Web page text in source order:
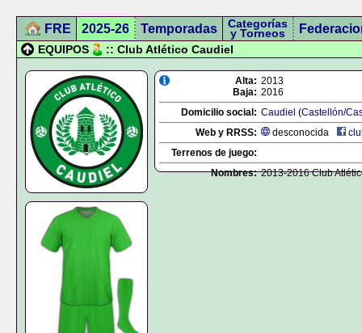
FRE 2025-26 Temporadas Categorías
y Torneos
EQUIPOS :: Club Atlético Caudiel
Alta: 2013
Baja: 2016
Domicilio social: Caudiel (Castellón/
Web y RRSS:
desconocida
Terrenos de juego:
Nombres: 2013-2016 Club